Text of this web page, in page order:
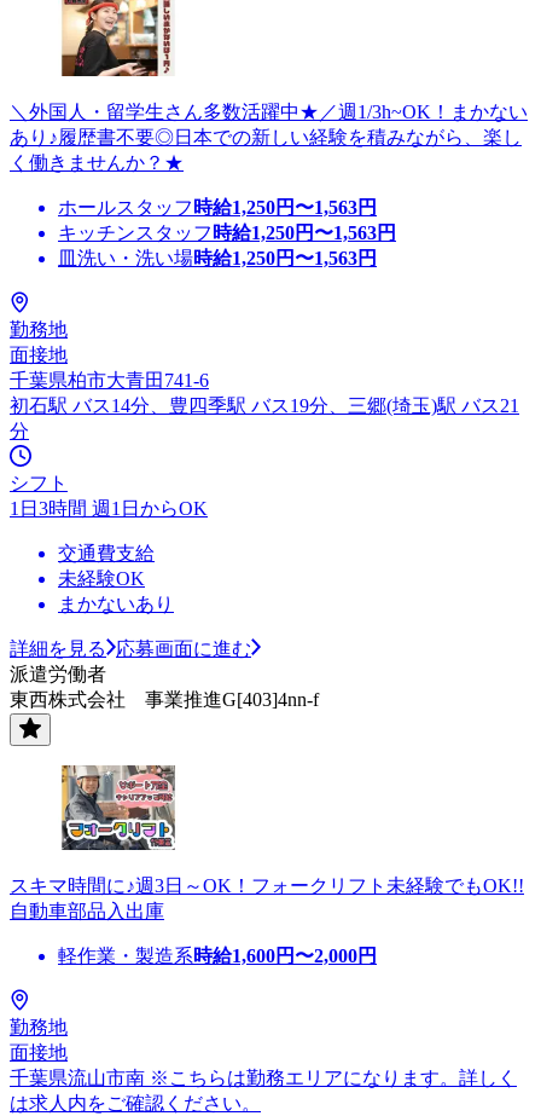
＼外国人・留学生さん多数活躍中★／週1/3h~OK！まかない
あり♪履歴書不要◎日本での新しい経験を積みながら、楽し
く働きませんか？★
ホールスタッフ 時給1,250円〜1,563円
キッチンスタッフ 時給1,250円〜1,563円
皿洗い・洗い場時給1,250円〜1,563円
勤務地
面接地
千葉県柏市大青田741-6
初石駅 バス14分、豊四季駅 バス19分、三郷(埼玉)駅 バス21
分
シフト
1日3時間 週1日からOK
交通費支給
未経験OK
まかないあり
詳細を見る
応募画面に進む
派遣労働者
東西株式会社 事業推進G[403]4nn-f
スキマ時間に♪週3日～OK！フォークリフト未経験でもOK!!
自動車部品入出庫
軽作業・製造系時給1,600円〜2,000円
勤務地
面接地
千葉県流山市南 ※こちらは勤務エリアになります。詳しく
は求人内をご確認ください。